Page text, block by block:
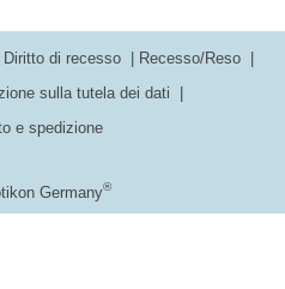
Germany®
Diritto di recesso
Recesso/Reso
sulla tutela dei dati
e spedizione